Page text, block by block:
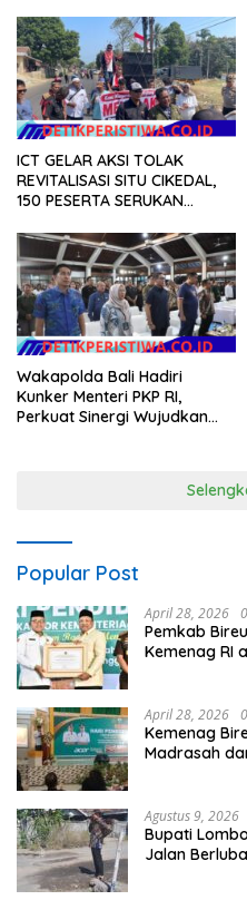
Gerakan Indonesia Asri
ICT GELAR AKSI TOLAK
REVITALISASI SITU CIKEDAL,
150 PESERTA SERUKAN
Wakapolda Bali Hadiri
Kunker Menteri PKP RI,
Perkuat Sinergi Wujudkan
Popular Post
April 28, 2026
Pemkab
Kemenag RI
April 28, 2026
Kemenag
Madrasah
Agustus 9, 2026
Bupati
Jalan